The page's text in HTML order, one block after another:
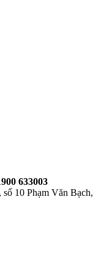
633003
10 Phạm Văn Bạch,